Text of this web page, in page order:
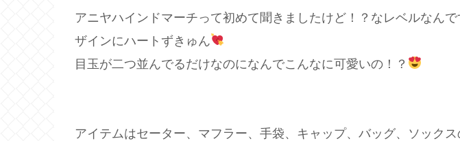
アニヤハインドマーチって初めて聞きましたけど！？なレベルなん
ザインにハートずきゅん
目玉が二つ並んでるだけなのになんでこんなに可愛いの！？
アイテムはセーター、マフラー、手袋、キャップ、バッグ、ソックス